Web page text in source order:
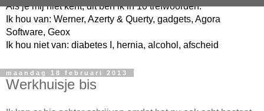
Als je mij niet kent, dit ben ik in 10 trefwoorden.
Ik hou van: Werner, Azerty & Querty, gadgets, Agora
Software, Geox
Ik hou niet van: diabetes I, hernia, alcohol, afscheid
maandag 18 februari 2013
Werkhuisje bis